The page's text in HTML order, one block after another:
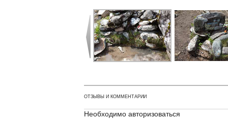
ОТЗЫВЫ И КОММЕНТАРИИ
Необходимо авторизоваться